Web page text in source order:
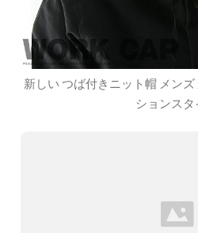
新しい つば付きニット帽 メン
ションス